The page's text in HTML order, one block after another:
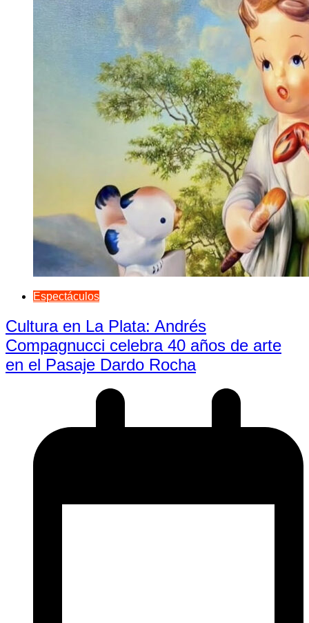
Espectáculos
Cultura en La Plata: Andrés
Compagnucci celebra 40 años de arte
en el Pasaje Dardo Rocha